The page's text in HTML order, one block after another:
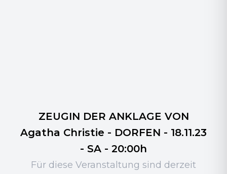
ZEUGIN DER ANKLAGE VON
Agatha Christie - DORFEN - 18.11.23
- SA - 20:00h
Für diese Veranstaltung sind derzeit